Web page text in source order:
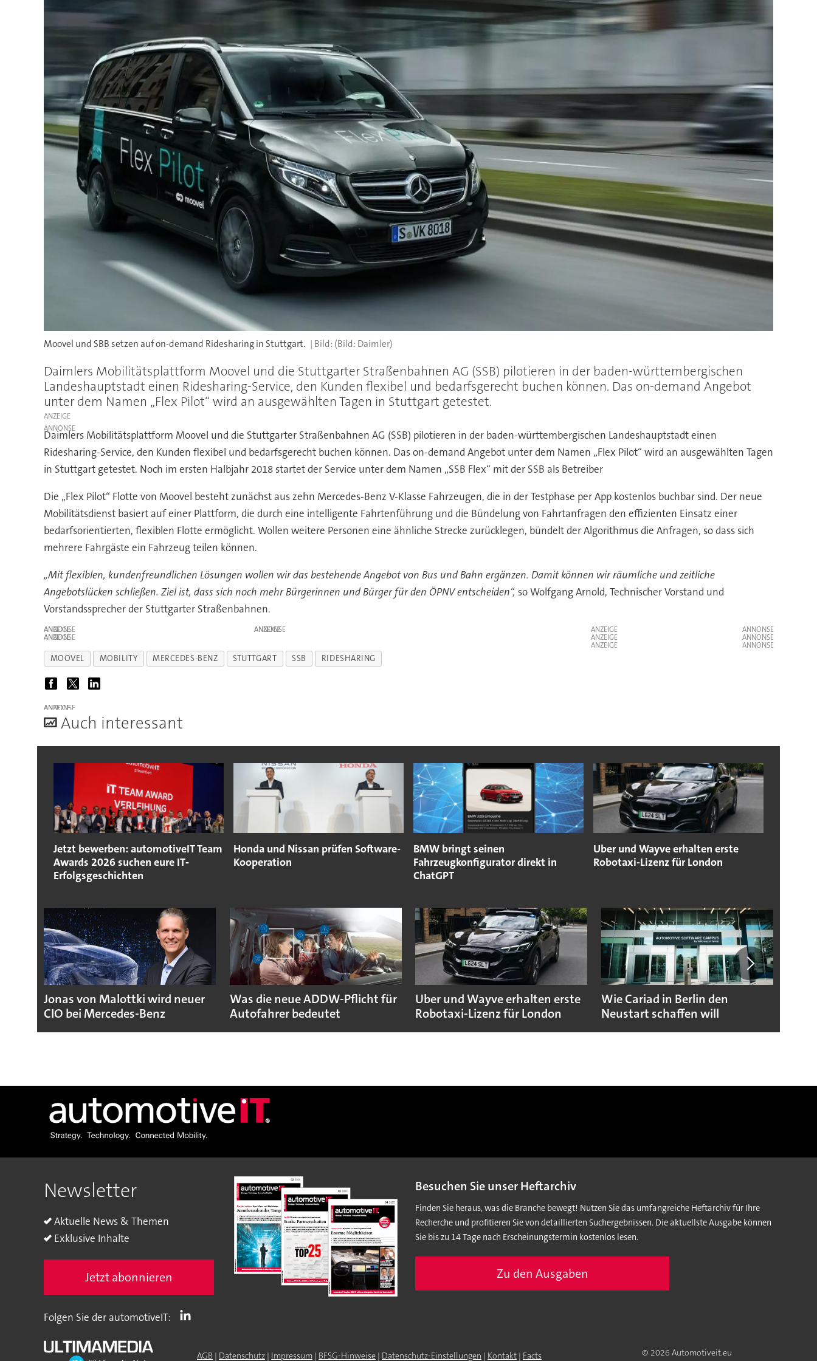
Moovel und SBB setzen auf on-demand Ridesharing in Stuttgart. (Bild: Daimler)
Daimlers Mobilitätsplattform Moovel und die Stuttgarter Straßenbahnen AG (SSB) pilotieren in der baden-württembergischen
Landeshauptstadt einen Ridesharing-Service, den Kunden flexibel und bedarfsgerecht buchen können. Das on-demand Angebot
unter dem Namen „Flex Pilot“ wird an ausgewählten Tagen in Stuttgart getestet.
ANZEIGE
Daimlers Mobilitätsplattform Moovel und die Stuttgarter Straßenbahnen AG (SSB) pilotieren in der baden-württembergischen Landeshauptstadt einen
Ridesharing-Service, den Kunden flexibel und bedarfsgerecht buchen können. Das on-demand Angebot unter dem Namen „Flex Pilot“ wird an ausgewählten Tagen
in Stuttgart getestet. Noch im ersten Halbjahr 2018 startet der Service unter dem Namen „SSB Flex“ mit der SSB als Betreiber
Die „Flex Pilot“ Flotte von Moovel besteht zunächst aus zehn Mercedes-Benz V-Klasse Fahrzeugen, die in der Testphase per App kostenlos buchbar sind. Der neue
Mobilitätsdienst basiert auf einer Plattform, die durch eine intelligente Fahrtenführung und die Bündelung von Fahrtanfragen den effizienten Einsatz einer
bedarfsorientierten, flexiblen Flotte ermöglicht. Wollen weitere Personen eine ähnliche Strecke zurücklegen, bündelt der Algorithmus die Anfragen, so dass sich
mehrere Fahrgäste ein Fahrzeug teilen können.
„Mit flexiblen, kundenfreundlichen Lösungen wollen wir das bestehende Angebot von Bus und Bahn ergänzen. Damit können wir räumliche und zeitliche
Angebotslücken schließen. Ziel ist, dass sich noch mehr Bürgerinnen und Bürger für den ÖPNV entscheiden“, so Wolfgang Arnold, Technischer Vorstand und
Vorstandssprecher der Stuttgarter Straßenbahnen.
ANZEIGE ANZEIGE
ANZEIGE
ANZEIGE
ANZEIGE
ANZEIGE
MOOVEL MOBILITY MERCEDES-BENZ STUTTGART SSB RIDESHARING
ANZEIGE
Auch interessant
Jetzt bewerben: automotiveIT Team
Awards 2026 suchen eure IT‐
Erfolgsgeschichten
Honda und Nissan prüfen Software-
Kooperation
BMW bringt seinen
Fahrzeugkonfigurator direkt in
ChatGPT
Uber und Wayve erhalten erste
Robotaxi-Lizenz für London
Jonas von Malottki wird neuer
CIO bei Mercedes-Benz
Was die neue ADDW-Pflicht für
Autofahrer bedeutet
Uber und Wayve erhalten erste
Robotaxi-Lizenz für London
Wie Cariad in Berlin den
Neustart schaffen will
Newsletter
Aktuelle News & Themen
Exklusive Inhalte
Jetzt abonnieren
Besuchen Sie unser Heftarchiv
Finden Sie heraus, was die Branche bewegt! Nutzen Sie das umfangreiche Heftarchiv für Ihre
Recherche und profitieren Sie von detaillierten Suchergebnissen. Die aktuellste Ausgabe können
Sie bis zu 14 Tage nach Erscheinungstermin kostenlos lesen.
Zu den Ausgaben
Folgen Sie der automotiveIT:
AGB | Datenschutz | Impressum | BFSG-Hinweise | Datenschutz-Einstellungen | Kontakt | Facts © 2026 Automotiveit.eu